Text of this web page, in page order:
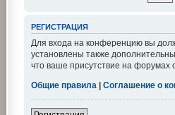
РЕГИСТРАЦИЯ
Для входа на конференцию вы
установлены также
что ваше присутствие на форумах
Общие правила| Соглашение о